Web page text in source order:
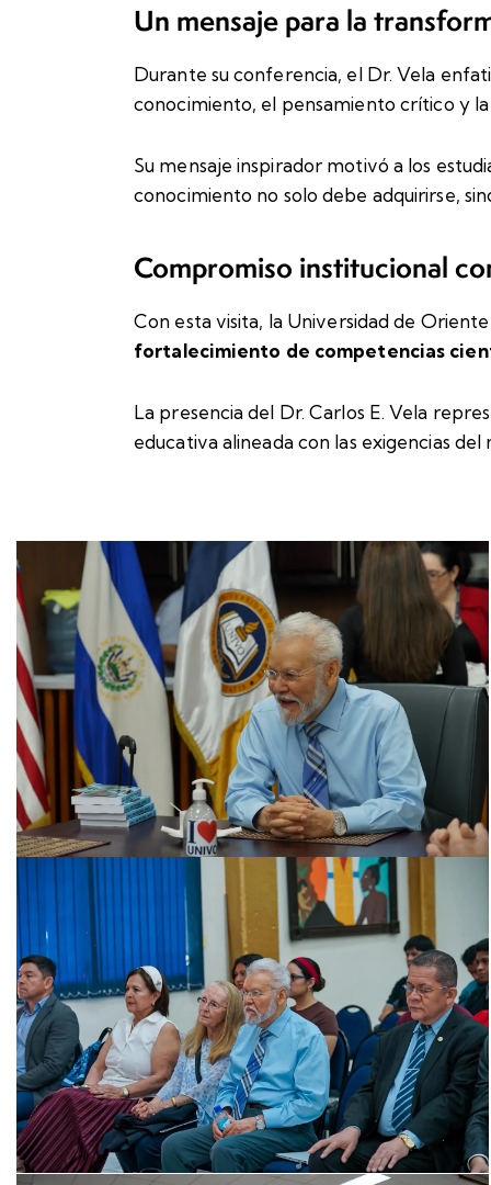
Un mensaje para la
Durante su conferencia, el Dr. Vela
conocimiento, el pensamiento crítico y
Su mensaje inspirador motivó a los
conocimiento no solo debe adquirirse,
Compromiso institucional
Con esta visita, la Universidad de
fortalecimiento de competencias
La presencia del Dr. Carlos E. Vela
educativa alineada con las exigencias